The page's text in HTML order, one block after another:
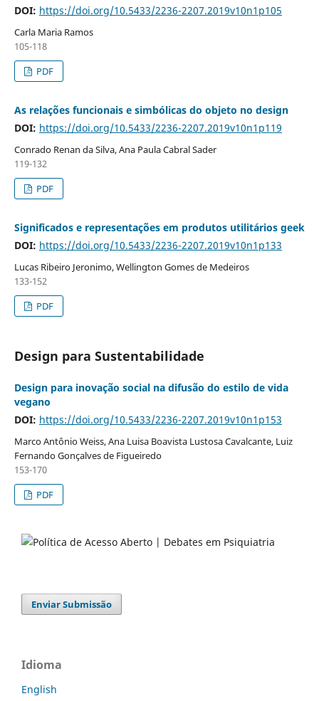
DOI: https://doi.org/10.5433/2236-2207.2019v10n1p105
Carla Maria Ramos
105-118
PDF
As relações funcionais e simbólicas do objeto no design
DOI: https://doi.org/10.5433/2236-2207.2019v10n1p119
Conrado Renan da Silva, Ana Paula Cabral Sader
119-132
PDF
Significados e representações em produtos utilitários geek
DOI: https://doi.org/10.5433/2236-2207.2019v10n1p133
Lucas Ribeiro Jeronimo, Wellington Gomes de Medeiros
133-152
PDF
Design para Sustentabilidade
Design para inovação social na difusão do estilo de vida
vegano
DOI: https://doi.org/10.5433/2236-2207.2019v10n1p153
Marco Antônio Weiss, Ana Luisa Boavista Lustosa Cavalcante, Luiz
Fernando Gonçalves de Figueiredo
153-170
PDF
Enviar Submissão
Idioma
English